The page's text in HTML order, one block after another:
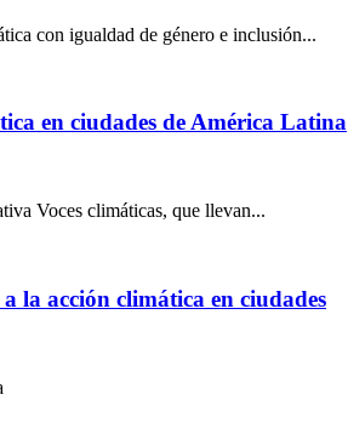
con igualdad de género e inclusión...
en ciudades de América Latina
Voces climáticas, que llevan...
la acción climática en ciudades